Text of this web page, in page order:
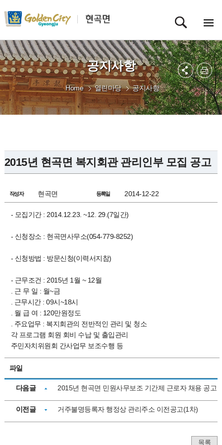
공지사항
Home 열린마당 공지사항
2015년 현곡면 복지회관 관리인부 모집 공고
작성자 현곡면 등록일 2014-12-22
- 모집기간 : 2014.12.23. ~12. 29.(7일간)
- 신청장소 : 현곡면사무소(054-779-8252)
- 신청방법 : 방문신청(이력서지참)
- 근무조건 : 2015년 1월 ~ 12월
. 근 무 일 : 월~금
. 근무시간 : 09시~18시
. 월 급 여 : 120만원정도
. 주요업무 : 복지회관의 전반적인 관리 및 청소
각 프로그램 회원 회비 수납 및 출입관리
주민자치위원회 간사업무 보조수행 등
파일
다음글 2015년 현곡면 민원사무보조 기간제 근로자 채용 공고
이전글 거주불명등록자 행정상 관리주소 이전공고(1차)
목록